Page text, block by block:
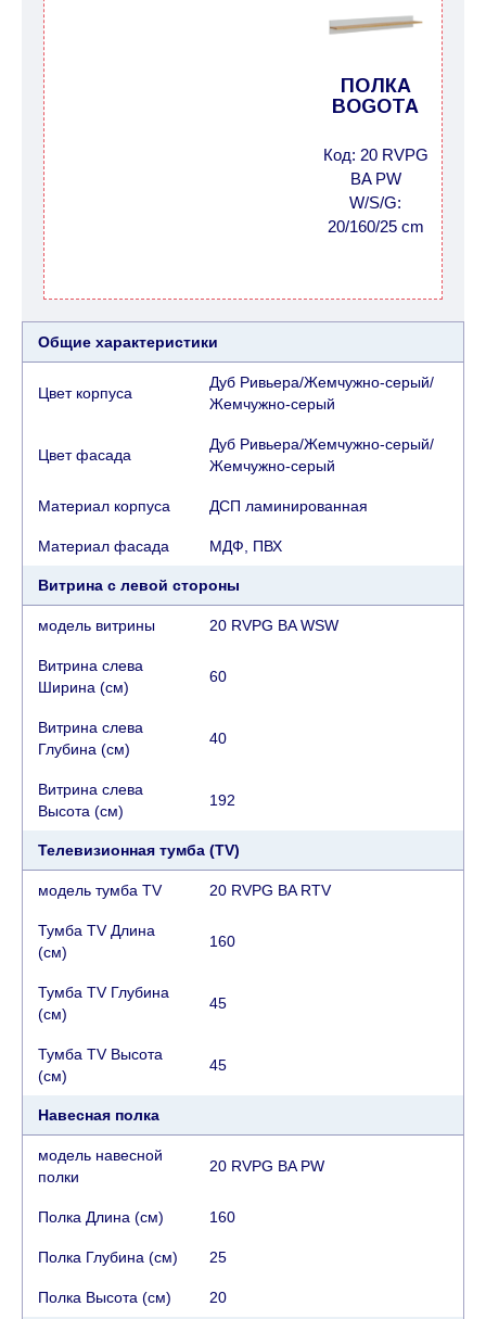
Общие характеристики
Цвет корпуса
Дуб Ривьера/Жемчужно-серый/
Жемчужно-серый
Цвет фасада
Дуб Ривьера/Жемчужно-серый/
Жемчужно-серый
Материал корпуса ДСП ламинированная
Материал фасада МДФ, ПВХ
Витрина с левой стороны
модель витрины 20 RVPG BA WSW
Витрина слева
Ширина (см)
60
Витрина слева
Глубина (см)
40
Витрина слева
Высота (см)
192
Телевизионная тумба (TV)
модель тумба TV 20 RVPG BA RTV
Тумба TV Длина
(см)
160
Тумба TV Глубина
(см)
45
Тумба TV Высота
(см)
45
Навесная полка
модель навесной
полки
20 RVPG BA PW
Полка Длина (см) 160
Полка Глубина (см) 25
Полка Высота (см) 20
ПОЛКА
BOGOTA
Код: 20 RVPG
BA PW
W/S/G:
20/160/25 cm